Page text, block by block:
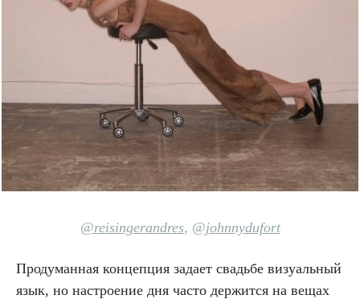
@reisingerandres, @johnnydufort
Продуманная концепция задает свадьбе визуальный
язык, но настроение дня часто держится на вещах